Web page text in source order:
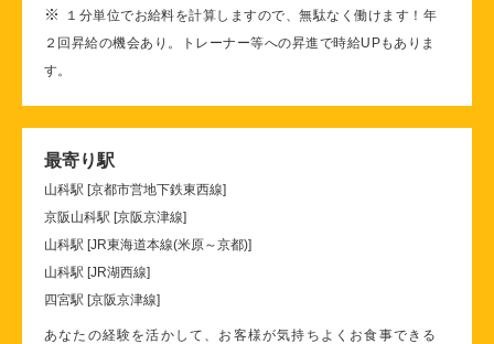
※
１分単位でお給料を計算しますので、無駄なく働けます！年
２回昇給の機会あり。トレーナー等への昇進で時給UPもありま
す。
最寄り駅
山科駅 [京都市営地下鉄東西線]
京阪山科駅 [京阪京津線]
山科駅 [JR東海道本線(米原～京都)]
山科駅 [JR湖西線]
四宮駅 [京阪京津線]
あなたの経験を活かして、お客様が気持ちよくお食事できる